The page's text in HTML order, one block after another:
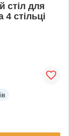
стіл для
стільці